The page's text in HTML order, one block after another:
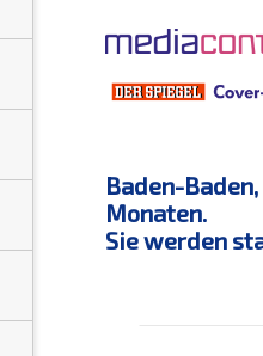
Baden-
Monaten.
Sie werden